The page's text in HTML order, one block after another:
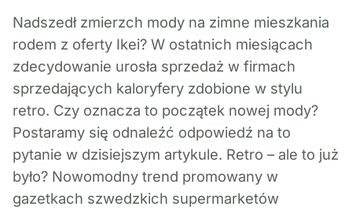
Nadszedł zmierzch mody na zimne mieszkania
rodem z oferty Ikei? W ostatnich miesiącach
zdecydowanie urosła sprzedaż w firmach
sprzedających kaloryfery zdobione w stylu
retro. Czy oznacza to początek nowej mody?
Postaramy się odnaleźć odpowiedź na to
pytanie w dzisiejszym artykule. Retro – ale to już
było? Nowomodny trend promowany w
gazetkach szwedzkich supermarketów